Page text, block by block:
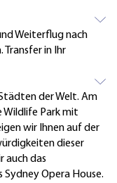
Weiterflug nach
Transfer in Ihr
der Welt. Am
Wildlife Park mit
wir Ihnen auf der
dieser
auch das
Opera House.